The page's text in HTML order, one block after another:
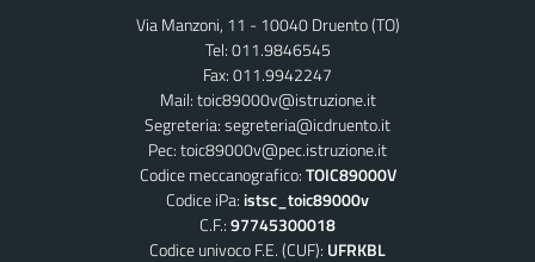
Via Manzoni, 11 - 10040 Druento (TO)
Tel: 011.9846545
Fax: 011.9942247
Mail:toic89000v@istruzione.it
Segreteria:segreteria@icdruento.it
Pec:toic89000v@pec.istruzione.it
Codice meccanografico:TOIC89000V
Codice iPa: istsc_toic89000v
C.F.:97745300018
Codice univoco F.E. (CUF): UFRKBL